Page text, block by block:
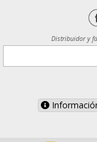
Distribuidor y